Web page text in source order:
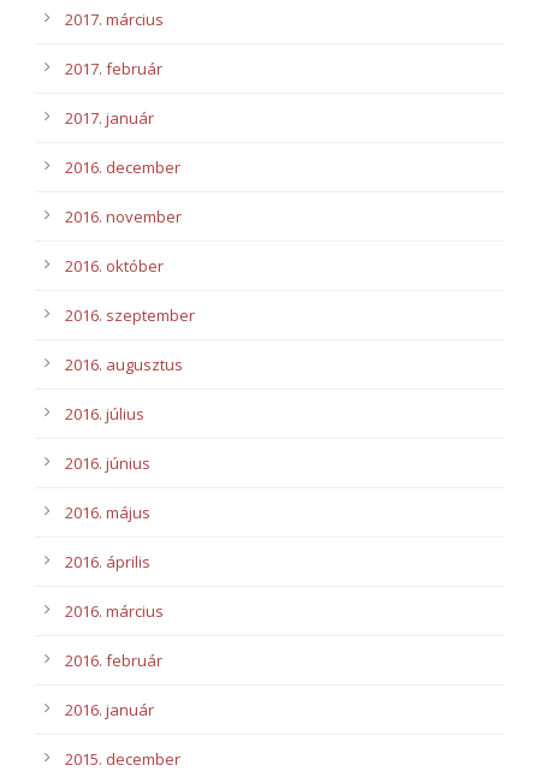
2017. március
2017. február
2017. január
2016. december
2016. november
2016. október
2016. szeptember
2016. augusztus
2016. július
2016. június
2016. május
2016. április
2016. március
2016. február
2016. január
2015. december